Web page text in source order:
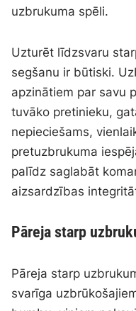
uzbrukuma spēli.
Uzturēt līdzsvaru
segšanu ir būtiski.
apzinātiem par savu
tuvāko pretinieku,
nepieciešams,
pretuzbrukuma
palīdz saglabāt
aizsardzības
Pāreja starp
Pāreja starp
svarīga